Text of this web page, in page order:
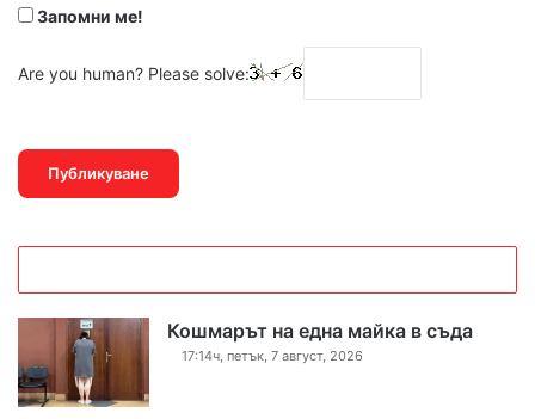
Запомни ме!
Are you human? Please solve:
Кошмарът на една майка в съда
17:14ч, петък, 7 август, 2026